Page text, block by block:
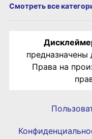
Смотреть все
предназначены
Права на